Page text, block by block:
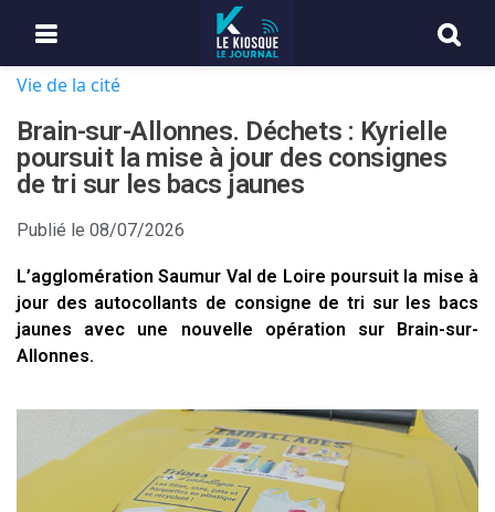
Vie de la cité
Brain-sur-Allonnes. Déchets : Kyrielle
poursuit la mise à jour des consignes
de tri sur les bacs jaunes
Publié le 08/07/2026
L’agglomération Saumur Val de Loire poursuit la mise à
jour des autocollants de consigne de tri sur les bacs
jaunes avec une nouvelle opération sur Brain-sur-
Allonnes.